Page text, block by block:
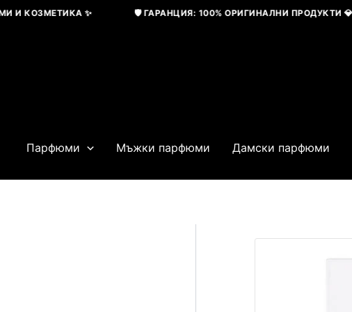
Skip
Парфюми Мъжки парфюми Дамски парфюми
КОЗМЕТИКА ✨ 🛡️ ГАРАНЦИЯ: 100% ОРИГИНАЛНИ ПРОДУКТИ 💎